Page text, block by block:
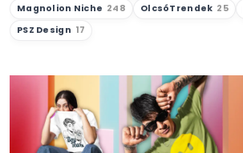
Magnolion Niche 248 OlcsóTrendek 25
PSZ Design 17